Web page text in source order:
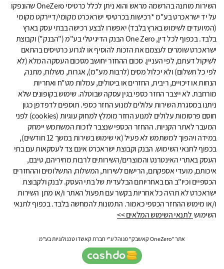
השירות מותנה בהרשמה מראש והוא ניתן לכלל כרטיסי OneZero שהונפקו
על יד ישראכרט בע"מ *רכישות בכרטיסי ישראכרט מקומי/דיירקט מקומי
(המיועדים לשימוש בארץ בלבד) יאפשרו לבצע רכישה בבתי עסק בארץ
בלבד. בכפוף לכל דין, One Zero הבנק הדיגיטלי בע"מ ("הבנק") וקבוצת
ישראכרט שומרים לעצמם את הזכות להוסיף או לגרוע כרטיסים בהתאם
לשיקול דעתם, לפי העניין. סכום ההחזר יחושב מסכום העסקה המלא (לא
לפי כל תשלום) ולא יכלול מסים (לרבות מע"מ), אגרות, משלוח, מתנה,
הנחות או זיכויים, ריבית, החזרים או ביטולים, עמלות מט"ח ואחריות
מורחבת. לא ייצבר החזר כספי בגין עסקה שבוטלה. שימוש בקופונים שלא
ניתנו במסגרת השירות עלולים למנוע החזר כספי. תוספים לדפדפן כגון
חוסם פרסומות עלולים למנוע החזר מומלץ למחוק עוגיות (cookies) לפני
המעבר לאתר הקניות. ההחזר הכספי שנצבר לזכות המשתמש יימחק
במידה ויהפוך למשתמש לא פעיל (אי שימוש בשירות במשך 12 חודשים),
בכפוף לתנאי השימוש. הבנק וקבוצת ישראכרט אינם צד לעסקאות עם בתי
העסק באתרי האינטרנט והמוצרים/השירותים לרבות מחיריהם, טיבם,
איכותם, מועדי אספקתם, הרישום לשירות, המשלוח, התשלומים וההחזרים
הכספיים וכיו"ב הם באחריותם הבלעדית של בתי העסק. לבנק ולקבוצת
ישראכרט לא תהיה כל אחריות בקשר עם תפעול האתר ו/או מתן השירות
ו/או מימוש ההחזר הכספי כאמור. התמונות להמחשה בלבד. בכפוף לתנאי
השימוש לתנאי השימוש המלאים >>
אתר "OneZero קאשבק" מנוהל ע"י חברת קאשדו טכנולוגיות בע"מ